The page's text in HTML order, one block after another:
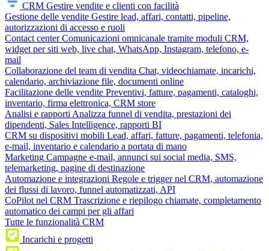
CRM Gestire vendite e clienti con facilità
Gestione delle vendite Gestire lead, affari, contatti, pipeline,
autorizzazioni di accesso e ruoli
Contact center Comunicazioni omnicanale tramite moduli CRM,
widget per siti web, live chat, WhatsApp, Instagram, telefono, e-
mail
Collaborazione del team di vendita Chat, videochiamate, incarichi,
calendario, archiviazione file, documenti online
Facilitazione delle vendite Preventivi, fatture, pagamenti, cataloghi,
inventario, firma elettronica, CRM store
Analisi e rapporti Analizza funnel di vendita, prestazioni dei
dipendenti, Sales Intelligence, rapporti BI
CRM su dispositivi mobili Lead, affari, fatture, pagamenti, telefonia,
e-mail, inventario e calendario a portata di mano
Marketing Campagne e-mail, annunci sui social media, SMS,
telemarketing, pagine di destinazione
Automazione e integrazioni Regole e trigger nel CRM, automazione
dei flussi di lavoro, funnel automatizzati, API
CoPilot nel CRM Trascrizione e riepilogo chiamate, completamento
automatico dei campi per gli affari
Tutte le funzionalità CRM
Incarichi e progetti